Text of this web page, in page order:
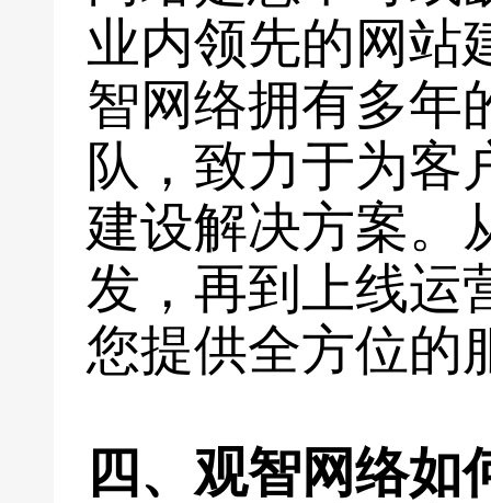
业内领先的网站
智网络拥有多年
队，致力于为客
建设解决方案。
发，再到上线运
您提供全方位的
四、观智网络如